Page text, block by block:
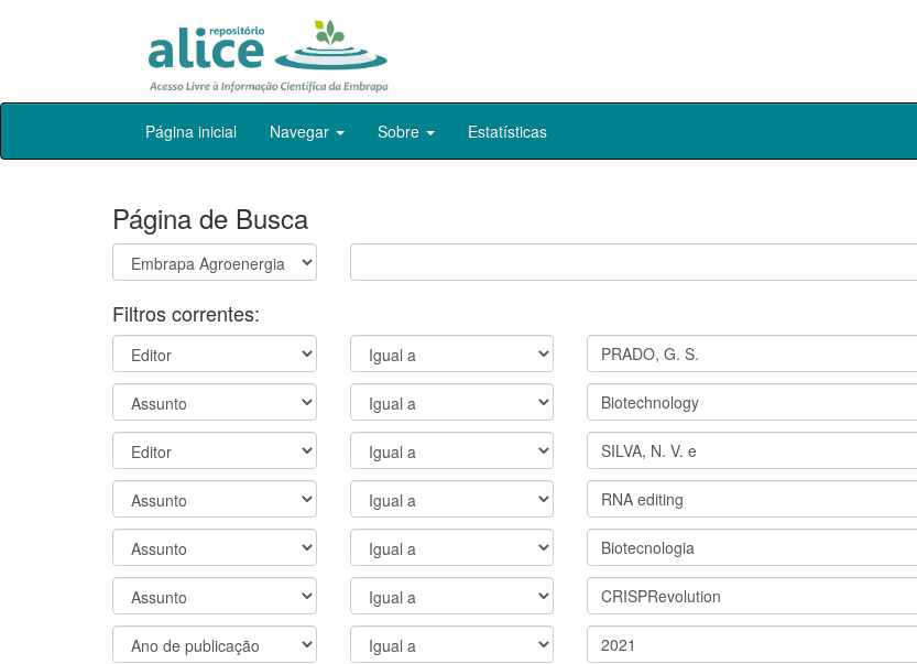
Skip
Página inicial Navegar Sobre Estatísticas
Página de Busca
Filtros correntes: